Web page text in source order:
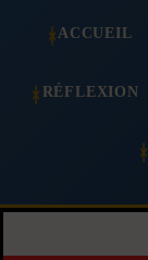
ACCUEIL
RÉFLEXION